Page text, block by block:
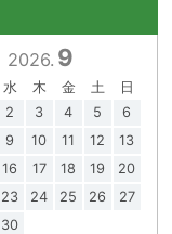
2026. 9
水 木 金 土
日
2 3 4 5
6
9 10 11 12
13
16 17 18 19
20
23 24 25 26
27
30